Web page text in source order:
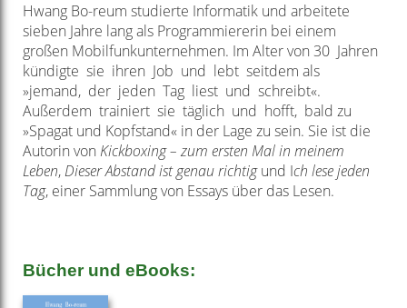
Hwang Bo-reum studierte Informatik und arbeitete
sieben Jahre lang als Programmiererin bei einem
großen Mobilfunkunternehmen. Im Alter von 30 Jahren
kündigte sie ihren Job und lebt seitdem als
»jemand, der jeden Tag liest und schreibt«.
Außerdem trainiert sie täglich und hofft, bald zu
»Spagat und Kopfstand« in der Lage zu sein. Sie ist die
Autorin von Kickboxing – zum ersten Mal in meinem
Leben, Dieser Abstand ist genau richtigund Ich lese jeden
Tag, einer Sammlung von Essays über das Lesen.
Bücher und eBooks: